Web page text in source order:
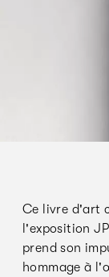
Ce livre d'art
l'exposition
prend son
hommage à